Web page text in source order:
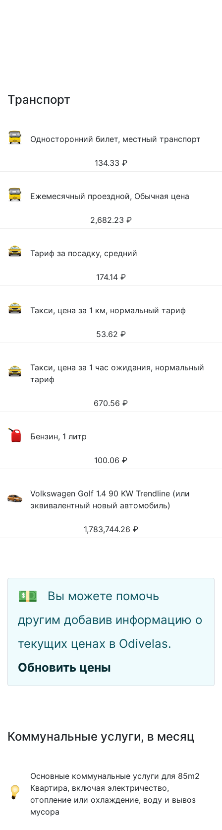
Транспорт
Односторонний билет, местный транспорт
134.33 ₽
Ежемесячный проездной, Обычная цена
2,682.23 ₽
Тариф за посадку, средний
174.14 ₽
Такси, цена за 1 км, нормальный тариф
53.62 ₽
Такси, цена за 1 час ожидания, нормальный
тариф
670.56 ₽
Бензин, 1 литр
100.06 ₽
Volkswagen Golf 1.4 90 KW Trendline (или
эквивалентный новый автомобиль)
1,783,744.26 ₽
💵
Вы можете помочь
другим добавив информацию о
текущих ценах в Odivelas.
Обновить цены
Коммунальные услуги, в месяц
Основные коммунальные услуги для 85m2
Квартира, включая электричество,
отопление или охлаждение, воду и вывоз
мусора